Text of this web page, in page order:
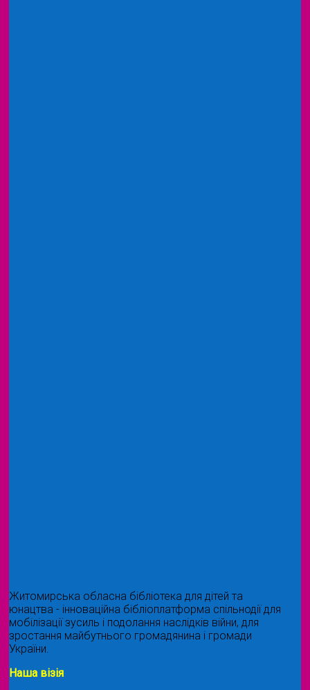
Житомирська обласна бібліотека для дітей та
юнацтва - інноваційна бібліоплатформа спільнодії для
мобілізації зусиль і подолання наслідків війни, для
зростання майбутнього громадянина і громади
України.
Наша візія